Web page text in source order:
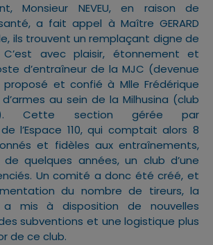
Monsieur NEVEU, en raison de
a fait appel à Maître GERARD
ils trouvent un remplaçant digne de
C’est avec plaisir, étonnement et
d’entraîneur de la MJC (devenue
proposé et confié à Mlle Frédérique
d’armes au sein de la Milhusina (club
Cette section gérée par
l’Espace 110, qui comptait alors 8
et fidèles aux entraînements,
quelques années, un club d’une
Un comité a donc été créé, et
du nombre de tireurs, la
a mis à disposition de nouvelles
subventions et une logistique plus
de ce club.